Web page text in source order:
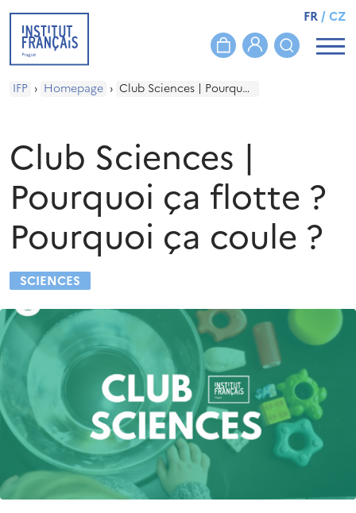
FR/CZ
IFP › Homepage › Club Sciences | Pourquoi ça flotte ? Pourquoi ça coule ?
Club Sciences |
Pourquoi ça flotte ?
Pourquoi ça coule ?
SCIENCES